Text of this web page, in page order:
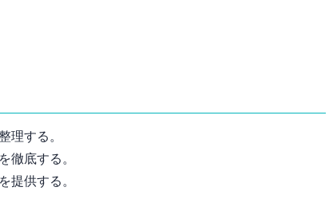
理する。
徹底する。
提供する。